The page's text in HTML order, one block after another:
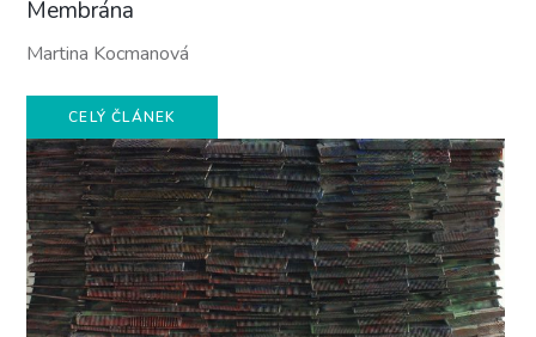
Membrána
Martina Kocmanová
CELÝ ČLÁNEK